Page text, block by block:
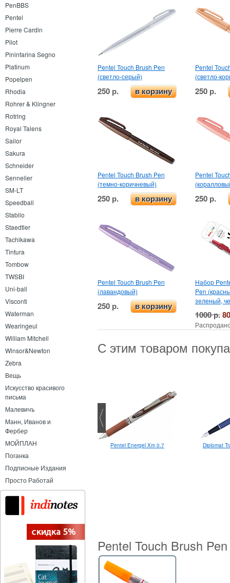
PenBBS
Pentel
Pierre Cardin
Pilot
Pininfarina Segno
Platinum
Popelpen
Rhodia
Rohrer & Klingner
Rotring
Royal Talens
Sailor
Sakura
Schneider
Sennelier
SM-LT
Speedball
Stabilo
Staedtler
Tachikawa
Tintura
Tombow
TWSBI
Uni-ball
Visconti
Waterman
Wearingeul
William Mitchell
Winsor&Newton
Zebra
Вещь
Искусство красивого
письма
Малевичъ
Манн, Иванов и
Фербер
МОЙПЛАН
Поганка
Подписные Издания
Просто Работай
Pentel Touch Brush Pen
(светло-серый)
250 р. в корзину
Pentel
(светло-
250 р.
Pentel Touch Brush Pen
(темно-коричневый)
250 р. в корзину
Pentel
250 р.
Pentel Touch Brush Pen
(лавандовый)
250 р. в корзину
Набор
Pen
зеленый,
1000 р.
С этим товаром
Line-Up Mineral-Blue
Pentel Energel Xm 0.7 Diplomat
Pentel Touch Brush